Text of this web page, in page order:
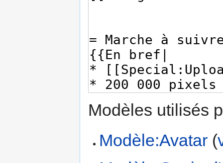
Modèles utilisés
Modèle:Avatar (